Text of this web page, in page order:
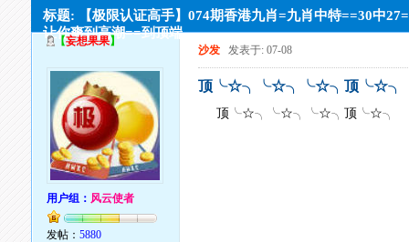
标题: 【极限认证高手】074期香港九肖=九肖中特==30中
让你爽到高潮==到顶端
【妄想果果】
用户组： 风云使者
发帖：5880
沙发 发表于: 07-08
顶╰☆╮╰☆╮╰☆╮顶╰☆╮
顶╰☆╮╰☆╮╰☆╮顶╰☆╮